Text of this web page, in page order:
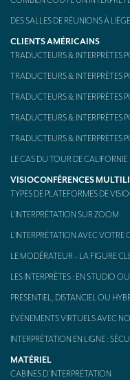
Kit d’interprétation mobile – aussi
CONTACT
DES SALLES DE RÉUNIONS À LIÈGE
CLIENTS AMÉRICAINS
TRADUCTEURS & INTERPRÈTES
TRADUCTEURS & INTERPRÈTES
TRADUCTEURS & INTERPRÈTES
TRADUCTEURS & INTERPRÈTES
TRADUCTEURS & INTERPRÈTES
LE CAS DU TOUR DE CALIFORNIE
VISIOCONFÉRENCES
TYPES DE PLATEFORMES DE
L’INTERPRÉTATION SUR ZOOM
L’INTERPRÉTATION AVEC VOTRE
LE MODÉRATEUR – LA FIGURE
LES INTERPRÈTES : EN STUDIO
PRÉSENTIEL, DISTANCIEL OU
ÉVÉNEMENTS VIRTUELS AVEC
INTERPRÉTATION EN LIGNE :
MATÉRIEL
CABINES D’INTERPRÉTATION